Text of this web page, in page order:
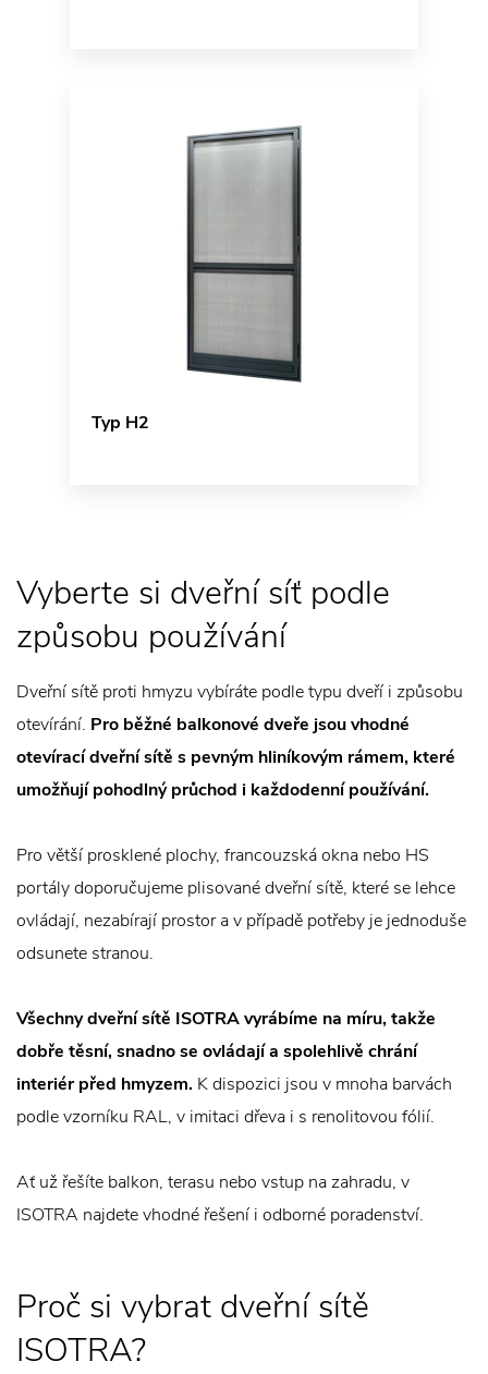
Typ H2
Vyberte si dveřní síť podle
způsobu používání
Dveřní sítě proti hmyzu vybíráte podle typu dveří i způsobu
otevírání. Pro běžné balkonové dveře jsou vhodné
otevírací dveřní sítě s pevným hliníkovým rámem, které
umožňují pohodlný průchod i každodenní používání.
Pro větší prosklené plochy, francouzská okna nebo HS
portály doporučujeme plisované dveřní sítě, které se lehce
ovládají, nezabírají prostor a v případě potřeby je jednoduše
odsunete stranou.
Všechny dveřní sítě ISOTRA vyrábíme na míru, takže
dobře těsní, snadno se ovládají a spolehlivě chrání
interiér před hmyzem. K dispozici jsou v mnoha barvách
podle vzorníku RAL, v imitaci dřeva i s renolitovou fólií.
Ať už řešíte balkon, terasu nebo vstup na zahradu, v
ISOTRA najdete vhodné řešení i odborné poradenství.
Proč si vybrat dveřní sítě
ISOTRA?